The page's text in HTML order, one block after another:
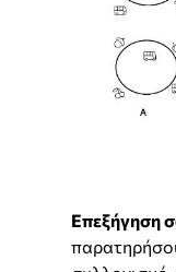
Επεξήγηση